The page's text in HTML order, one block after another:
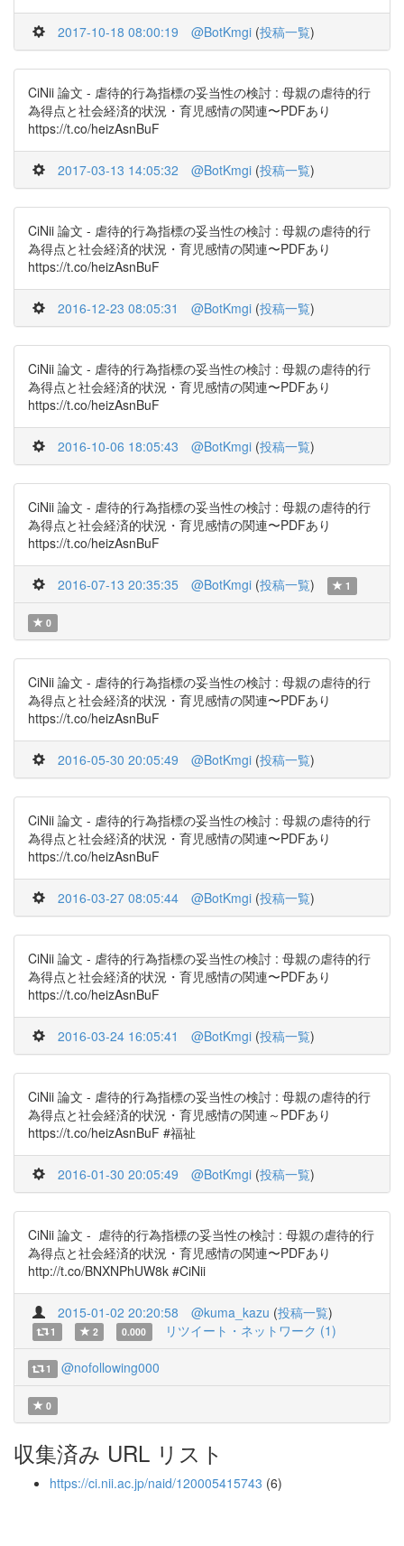
2017-10-18 08:00:19 @BotKmgi (投稿一覧)
CiNii 論文 - 虐待的行為指標の妥当性の検討 : 母親の虐待的行
為得点と社会経済的状況・育児感情の関連〜PDFあり
https://t.co/heizAsnBuF
2017-03-13 14:05:32 @BotKmgi (投稿一覧)
CiNii 論文 - 虐待的行為指標の妥当性の検討 : 母親の虐待的行
為得点と社会経済的状況・育児感情の関連〜PDFあり
https://t.co/heizAsnBuF
2016-12-23 08:05:31 @BotKmgi (投稿一覧)
CiNii 論文 - 虐待的行為指標の妥当性の検討 : 母親の虐待的行
為得点と社会経済的状況・育児感情の関連〜PDFあり
https://t.co/heizAsnBuF
2016-10-06 18:05:43 @BotKmgi (投稿一覧)
CiNii 論文 - 虐待的行為指標の妥当性の検討 : 母親の虐待的行
為得点と社会経済的状況・育児感情の関連〜PDFあり
https://t.co/heizAsnBuF
2016-07-13 20:35:35 @BotKmgi (投稿一覧) 1
0
CiNii 論文 - 虐待的行為指標の妥当性の検討 : 母親の虐待的行
為得点と社会経済的状況・育児感情の関連〜PDFあり
https://t.co/heizAsnBuF
2016-05-30 20:05:49 @BotKmgi (投稿一覧)
CiNii 論文 - 虐待的行為指標の妥当性の検討 : 母親の虐待的行
為得点と社会経済的状況・育児感情の関連〜PDFあり
https://t.co/heizAsnBuF
2016-03-27 08:05:44 @BotKmgi (投稿一覧)
CiNii 論文 - 虐待的行為指標の妥当性の検討 : 母親の虐待的行
為得点と社会経済的状況・育児感情の関連〜PDFあり
https://t.co/heizAsnBuF
2016-03-24 16:05:41 @BotKmgi (投稿一覧)
CiNii 論文 - 虐待的行為指標の妥当性の検討 : 母親の虐待的行
為得点と社会経済的状況・育児感情の関連～PDFあり
https://t.co/heizAsnBuF #福祉
2016-01-30 20:05:49 @BotKmgi (投稿一覧)
CiNii 論文 - 虐待的行為指標の妥当性の検討 : 母親の虐待的行
為得点と社会経済的状況・育児感情の関連〜PDFあり
http://t.co/BNXNPhUW8k #CiNii
2015-01-02 20:20:58 @kuma_kazu (投稿一覧)
1 2 0.000 リツイート・ネットワーク (1)
1 @nofollowing000
0
収集済み URL リスト
https://ci.nii.ac.jp/naid/120005415743 (6)